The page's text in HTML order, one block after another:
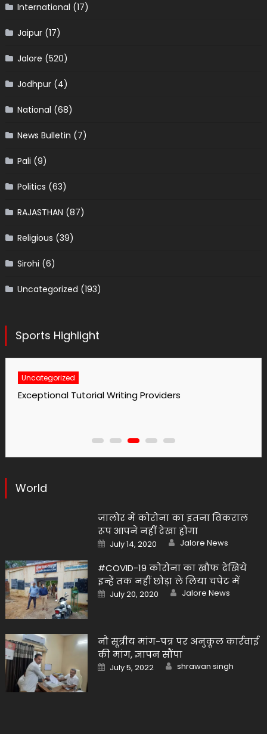
International (17)
Jaipur(17)
Jalore (520)
Jodhpur(4)
National (68)
News Bulletin (7)
Pali (9)
Politics (63)
RAJASTHAN (87)
Religious (39)
Sirohi (6)
Uncategorized (193)
Sports Highlight
Uncategorized
Exceptional Tutorial Writing Providers
World
जालोर में कोरोना का इतना विकराल
रूप आपने नहीं देखा होगा
Posted
on
July 14, 2020 Author
Jalore News
#COVID-19 कोरोना का खौफ देखिये
इन्हें तक नहीं छोड़ा ले लिया चपेट में
Posted
on
July 20, 2020 Author
Jalore News
नौ सूत्रीय मांग-पत्र पर अनुकूल कार्रवाई
की मांग, ज्ञापन सौंपा
Posted
on
July 5, 2022 Author
shrawan singh